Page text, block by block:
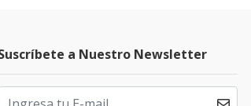
a Nuestro Newsletter